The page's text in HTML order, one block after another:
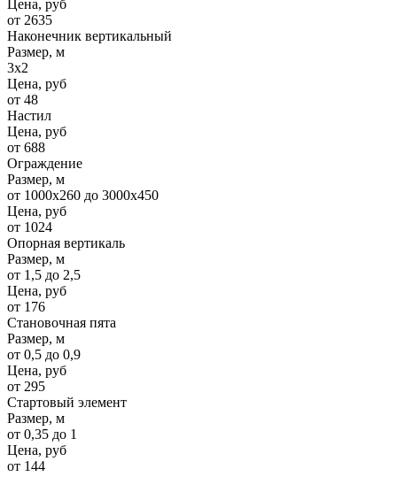
Цена, руб
от 2635
Наконечник вертикальный
Размер, м
3х2
Цена, руб
от 48
Настил
Цена, руб
от 688
Ограждение
Размер, м
от 1000х260 до 3000х450
Цена, руб
от 1024
Опорная вертикаль
Размер, м
от 1,5 до 2,5
Цена, руб
от 176
Становочная пята
Размер, м
от 0,5 до 0,9
Цена, руб
от 295
Стартовый элемент
Размер, м
от 0,35 до 1
Цена, руб
от 144